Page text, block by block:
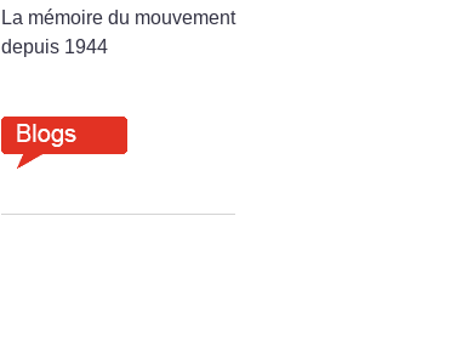
La mémoire du mouvement
depuis 1944